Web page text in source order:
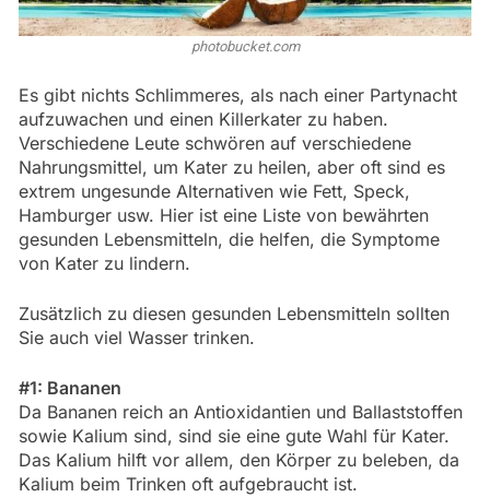
photobucket.com
Es gibt nichts Schlimmeres, als nach einer Partynacht
aufzuwachen und einen Killerkater zu haben.
Verschiedene Leute schwören auf verschiedene
Nahrungsmittel, um Kater zu heilen, aber oft sind es
extrem ungesunde Alternativen wie Fett, Speck,
Hamburger usw. Hier ist eine Liste von bewährten
gesunden Lebensmitteln, die helfen, die Symptome
von Kater zu lindern.
Zusätzlich zu diesen gesunden Lebensmitteln sollten
Sie auch viel Wasser trinken.
#1: Bananen
Da Bananen reich an Antioxidantien und Ballaststoffen
sowie Kalium sind, sind sie eine gute Wahl für Kater.
Das Kalium hilft vor allem, den Körper zu beleben, da
Kalium beim Trinken oft aufgebraucht ist.